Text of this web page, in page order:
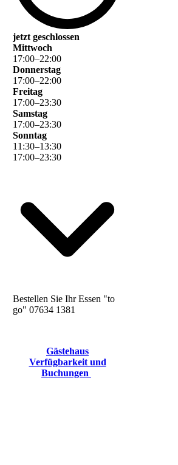
jetzt geschlossen
Mittwoch
17:00–22:00
Donnerstag
17:00–22:00
Freitag
17:00–23:30
Samstag
17:00–23:30
Sonntag
11 :30–13:30
17:00–23:30
Bestellen Sie Ihr Essen "to
go" 07634 1381
Gästehaus
Verfügbarkeit und
Buchungen